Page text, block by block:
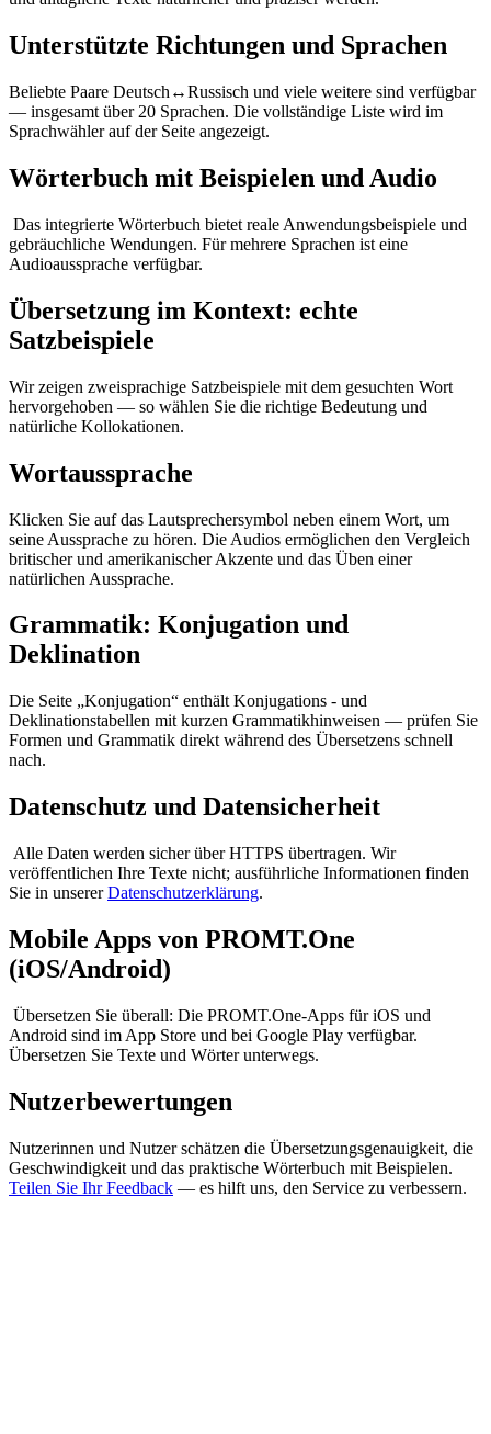
Unterstützte Richtungen und Sprachen
Beliebte Paare Deutsch↔Russisch und viele weitere sind verfügbar
— insgesamt über 20 Sprachen. Die vollständige Liste wird im
Sprachwähler auf der Seite angezeigt.
Wörterbuch mit Beispielen und Audio
Das integrierte Wörterbuch bietet reale Anwendungsbeispiele und
gebräuchliche Wendungen. Für mehrere Sprachen ist eine
Audioaussprache verfügbar.
Übersetzung im Kontext: echte
Satzbeispiele
Wir zeigen zweisprachige Satzbeispiele mit dem gesuchten Wort
hervorgehoben — so wählen Sie die richtige Bedeutung und
natürliche Kollokationen.
Wortaussprache
Klicken Sie auf das Lautsprechersymbol neben einem Wort, um
seine Aussprache zu hören. Die Audios ermöglichen den Vergleich
britischer und amerikanischer Akzente und das Üben einer
natürlichen Aussprache.
Grammatik: Konjugation und
Deklination
Die Seite „Konjugation“ enthält Konjugations - und
Deklinationstabellen mit kurzen Grammatikhinweisen — prüfen Sie
Formen und Grammatik direkt während des Übersetzens schnell
nach.
Datenschutz und Datensicherheit
Alle Daten werden sicher über HTTPS übertragen. Wir
veröffentlichen Ihre Texte nicht; ausführliche Informationen finden
Sie in unsererDatenschutzerklärung.
Mobile Apps von PROMT.One
(iOS/Android)
Übersetzen Sie überall: Die PROMT.One-Apps für iOS und
Android sind im App Store und bei Google Play verfügbar.
Übersetzen Sie Texte und Wörter unterwegs.
Nutzerbewertungen
Nutzerinnen und Nutzer schätzen die Übersetzungsgenauigkeit, die
Geschwindigkeit und das praktische Wörterbuch mit Beispielen.
Teilen Sie Ihr Feedback — es hilft uns, den Service zu verbessern.